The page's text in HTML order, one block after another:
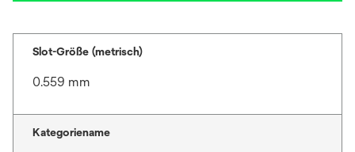
Slot-Größe (metrisch)
0.559 mm
Kategoriename